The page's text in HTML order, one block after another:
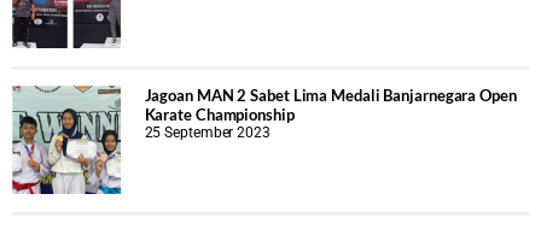
Jagoan MAN 2 Sabet Lima Medali Banjarnegara Open
Karate Championship
25 September 2023